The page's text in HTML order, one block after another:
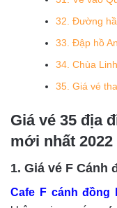
32. Đường
33. Đập hồ
34. Chùa
35. Giá vé
Giá vé 35 địa
mới nhất 2022
1. Giá vé F Cánh
Cafe F cánh đồng